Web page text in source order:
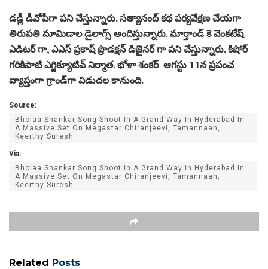
డడ్లీ డీవోపీగా పని చేస్తున్నారు. సత్యానంద్ కథ పర్యవేక్షణ చేయగా
తిరుపతి మామిడాల డైలాగ్స్ అందిస్తున్నారు. మార్తాండ్ కె వెంకటేష్
ఎడిటర్ గా, ఎఎస్ ప్రకాష్ ప్రొడక్షన్ డిజైనర్ గా పని చేస్తున్నారు. కిషోర్
గరికిపాటి ఎగ్జిక్యూటివ్ నిర్మాత. భోళా శంకర్ ఆగస్టు 11న ప్రపంచ
వ్యాప్తంగా గ్రాండ్‌గా విడుదల కానుంది.
Source:
Bholaa Shankar Song Shoot In A Grand Way In Hyderabad In
A Massive Set On Megastar Chiranjeevi, Tamannaah,
Keerthy Suresh
Via:
Bholaa Shankar Song Shoot In A Grand Way In Hyderabad In
A Massive Set On Megastar Chiranjeevi, Tamannaah,
Keerthy Suresh
Related Posts